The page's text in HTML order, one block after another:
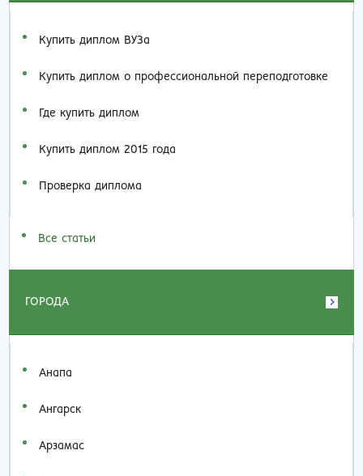
Купить диплом ВУЗа
Купить диплом о профессиональной переподготовке
Где купить диплом
Купить диплом 2015 года
Проверка диплома
Все статьи
ГОРОДА
Анапа
Ангарск
Арзамас